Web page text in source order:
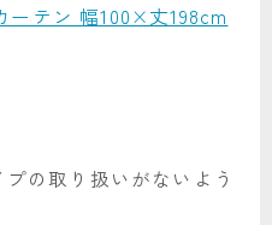
テン 幅100×丈198cm
の取り扱いがないよう